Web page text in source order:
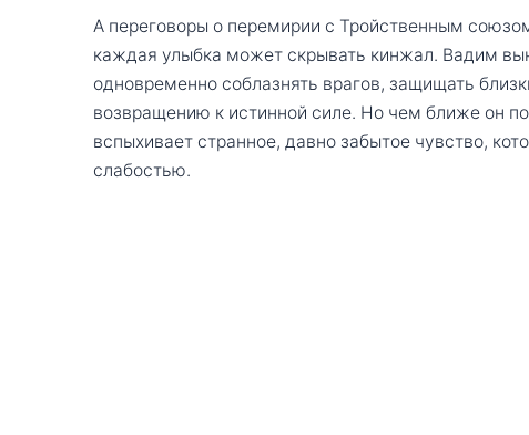
А переговоры о перемирии с Тройственным
каждая улыбка может скрывать кинжал. Вадим
одновременно соблазнять врагов, защищать
возвращению к истинной силе. Но чем ближе он
вспыхивает странное, давно забытое чувство,
слабостью.